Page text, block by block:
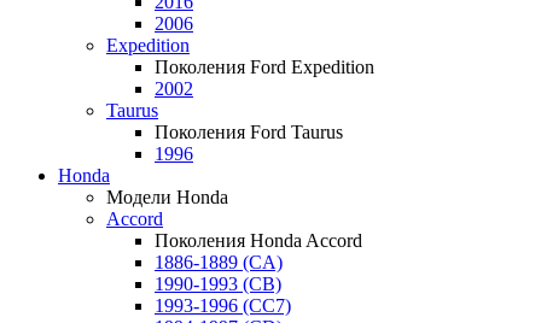
2006
Expedition
Поколения Ford Expedition
2002
Taurus
Поколения Ford Taurus
1996
Honda
Модели Honda
Accord
Поколения Honda Accord
1886-1889 (CA)
1990-1993 (CB)
1993-1996 (CC7)